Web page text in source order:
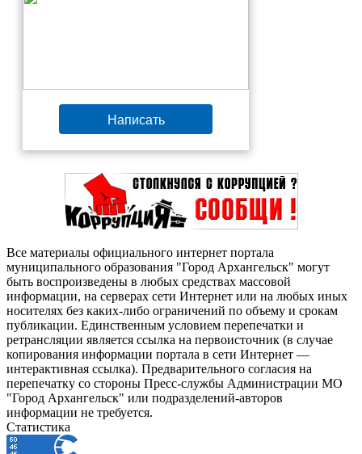
Написать
Все материалы официального интернет портала
муниципального образования "Город Архангельск" могут
быть воспроизведены в любых средствах массовой
информации, на серверах сети Интернет или на любых иных
носителях без каких-либо ограничений по объему и срокам
публикации. Единственным условием перепечатки и
ретрансляции является ссылка на первоисточник (в случае
копирования информации портала в сети Интернет —
интерактивная ссылка). Предварительного согласия на
перепечатку со стороны Пресс-службы Администрации МО
"Город Архангельск" или подразделений-авторов
информации не требуется.
Статистика